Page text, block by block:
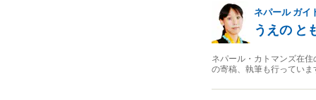
ネパールガイ
うえの と
ネパール・カトマンズ在
の寄稿、執筆も行っていま